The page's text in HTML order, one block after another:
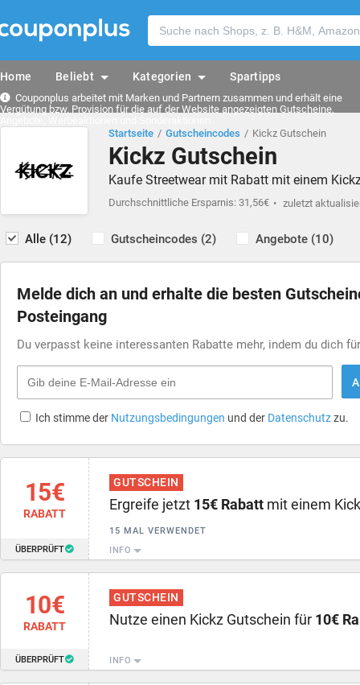
Home Beliebt Kategorien Spartipps
Couponplus arbeitet mit Marken und Partnern zusammen und erhält eine
Vergütung bzw. Provision für die auf der Website angezeigten Gutscheine,
Startseite
Gutscheincodes Kickz Gutschein
Kickz Gutschein
Kaufe Streetwear mit Rabatt mit einem
Durchschnittliche Ersparnis: 31,56€ zuletzt
Alle (12) Gutscheincodes (2) Angebote (10)
Melde dich an und erhalte die besten
Posteingang
Du verpasst keine interessanten Rabatte mehr, indem du dich
Ich stimme der Nutzungsbedingungen und der Datenschutzzu.
15€
RABATT
ÜBERPRÜFT
Ergreife jetzt 15€ Rabatt mit einem
GUTSCHEIN
15 MAL VERWENDET
INFO
10€
RABATT
ÜBERPRÜFT
Nutze einen Kickz Gutschein für 10€
GUTSCHEIN
INFO